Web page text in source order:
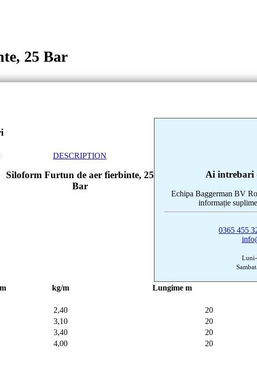
25 Bar
Ai intrebari
Echipa Baggerman BV
informație
0365 455
DESCRIPTION
Siloform Furtun de aer fierbinte, 25
Bar
kg/m Lungime m
2,40 20
3,10 20
3,40 20
4,00 20